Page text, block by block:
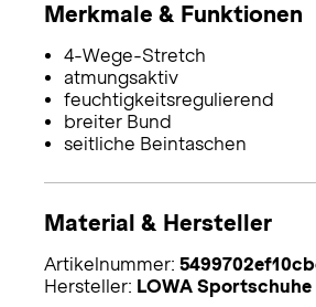
Merkmale & Funktionen
4-Wege-Stretch
atmungsaktiv
feuchtigkeitsregulierend
breiter Bund
seitliche Beintaschen
Material & Hersteller
Artikelnummer:
Hersteller: LOWA